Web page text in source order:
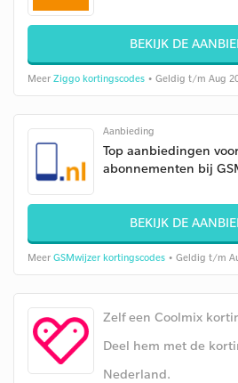
BEKIJK DE
Meer Ziggo kortingscodes • Geldig t/m Aug
Aanbieding
Top aanbiedingen
abonnementen bij
BEKIJK DE
Meer GSMwijzer kortingscodes • Geldig t/m
Zelf een Coolmix
Deel hem met de
Nederland.